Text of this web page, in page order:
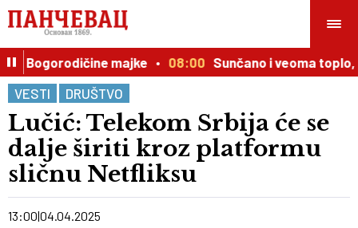
Bogorodičine majke 08:00 Sunčano i veoma toplo,
VESTI
DRUŠTVO
Lučić: Telekom Srbija će se
dalje širiti kroz platformu
sličnu Netfliksu
13:00 04.04.2025